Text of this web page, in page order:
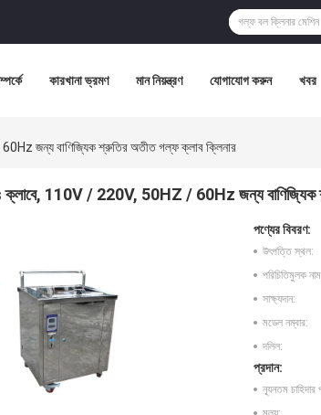
কারখানা ভ্রমণ মান নিয়ন্ত্রণ যোগাযোগ করুন খবর
জন্য বাণিজ্যিক শ্রুতির অতীত গল্ফ ক্লাব ক্লিনার
110V / 220V, 50HZ / 60Hz জন্য বাণিজ্যিক
পণ্যের বিবরণ:
উৎপত্তি স্থল:
পরিচিতিমুলক
সাক্ষ্যদান:
মডেল নম্বার:
দলিল:
প্রদান:
ন্যূনতম চাহিদার